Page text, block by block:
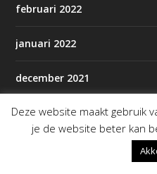
februari 2022
januari 2022
december 2021
november 2021
Deze website maakt gebruik
je de website beter kan